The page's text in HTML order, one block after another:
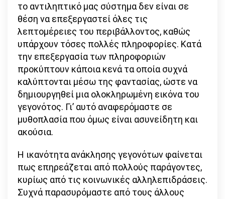
το αντιληπτικό μας σύστημα δεν είναι σε
θέση να επεξεργαστεί όλες τις
λεπτομέρειες του περιβάλλοντος, καθώς
υπάρχουν τόσες πολλές πληροφορίες. Κατά
την επεξεργασία των πληροφοριών
προκύπτουν κάποια κενά τα οποία συχνά
καλύπτονται μέσω της φαντασίας, ώστε να
δημιουργηθεί μια ολοκληρωμένη εικόνα του
γεγονότος. Γι’ αυτό αναφερόμαστε σε
μυθοπλασία που όμως είναι ασυνείδητη και
ακούσια.
Η ικανότητα ανάκλησης γεγονότων φαίνεται
πως επηρεάζεται από πολλούς παράγοντες,
κυρίως από τις κοινωνικές αλληλεπιδράσεις.
Συχνά παρασυρόμαστε από τους άλλους